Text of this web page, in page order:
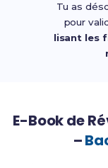
Tu as
pour
lisant les
E-Book de
–